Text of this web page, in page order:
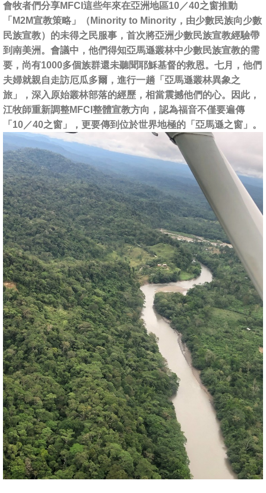
會牧者們分享MFCI這些年來在亞洲地區10／40之窗推動
「M2M宣教策略」（Minority to Minority，由少數民族向少數
民族宣教）的未得之民服事，首次將亞洲少數民族宣教經驗帶
到南美洲。會議中，他們得知亞馬遜叢林中少數民族宣教的需
要，尚有1000多個族群還未聽聞耶穌基督的救恩。七月，他們
夫婦就親自走訪厄瓜多爾，進行一趟「亞馬遜叢林異象之
旅」，深入原始叢林部落的經歷，相當震撼他們的心。因此，
江牧師重新調整MFCI整體宣教方向，認為福音不僅要遍傳
「10／40之窗」，更要傳到位於世界地極的「亞馬遜之窗」。